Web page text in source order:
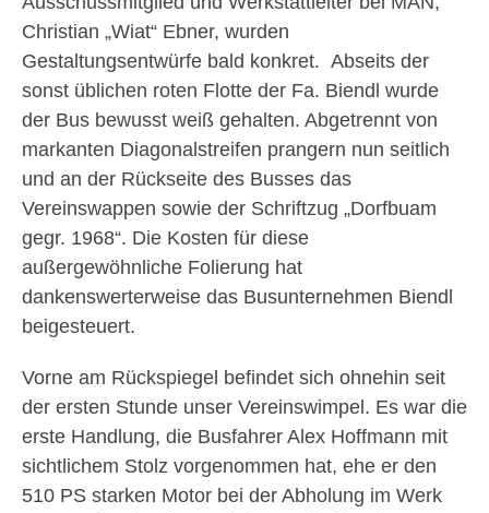
Christian „Wiat“ Ebner, wurden
Gestaltungsentwürfe bald konkret. Abseits der
sonst üblichen roten Flotte der Fa. Biendl wurde
der Bus bewusst weiß gehalten. Abgetrennt von
markanten Diagonalstreifen prangern nun seitlich
und an der Rückseite des Busses das
Vereinswappen sowie der Schriftzug „Dorfbuam
gegr. 1968“. Die Kosten für diese
außergewöhnliche Folierung hat
dankenswerterweise das Busunternehmen Biendl
beigesteuert.
Vorne am Rückspiegel befindet sich ohnehin seit
der ersten Stunde unser Vereinswimpel. Es war die
erste Handlung, die Busfahrer Alex Hoffmann mit
sichtlichem Stolz vorgenommen hat, ehe er den
510 PS starken Motor bei der Abholung im Werk